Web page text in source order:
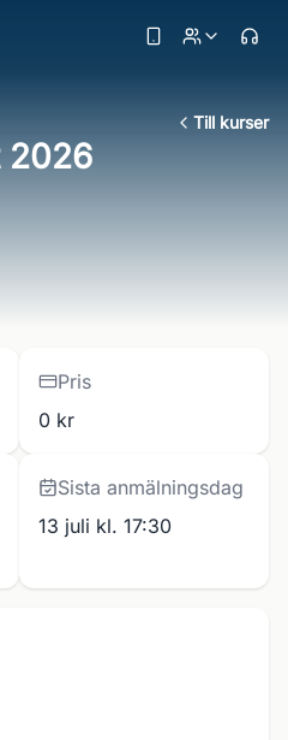
Till kurser
2026
Pris
0 kr
Sista anmälningsdag
13 juli kl. 17:30